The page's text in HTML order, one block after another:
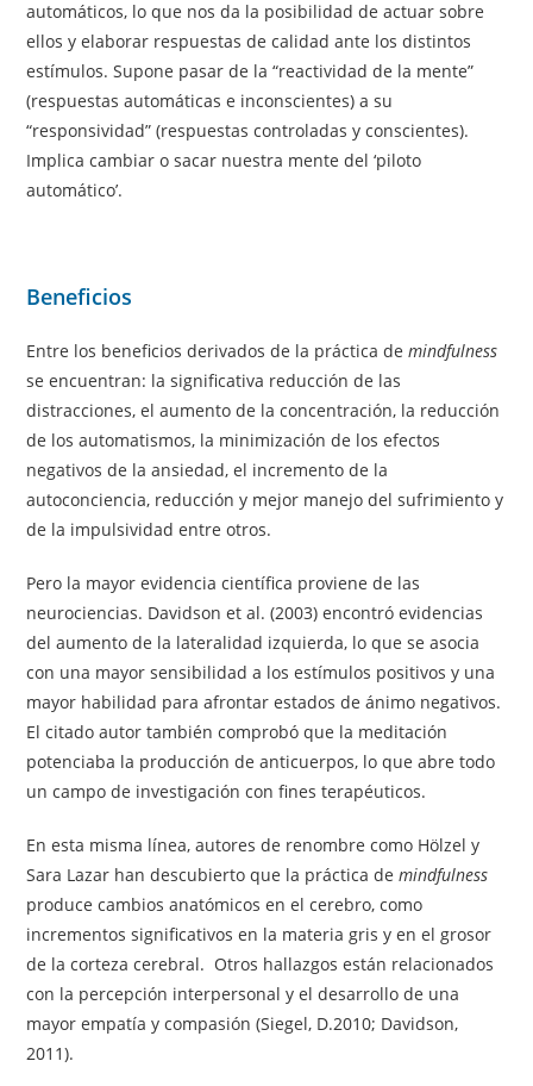
automáticos, lo que nos da la posibilidad de actuar sobre
ellos y elaborar respuestas de calidad ante los distintos
estímulos. Supone pasar de la “reactividad de la mente”
(respuestas automáticas e inconscientes) a su
“responsividad” (respuestas controladas y conscientes).
Implica cambiar o sacar nuestra mente del ‘piloto
automático’.
Beneficios
Entre los beneficios derivados de la práctica demindfulness
se encuentran: la significativa reducción de las
distracciones, el aumento de la concentración, la reducción
de los automatismos, la minimización de los efectos
negativos de la ansiedad, el incremento de la
autoconciencia, reducción y mejor manejo del sufrimiento y
de la impulsividad entre otros.
Pero la mayor evidencia científica proviene de las
neurociencias. Davidson et al. (2003) encontró evidencias
del aumento de la lateralidad izquierda, lo que se asocia
con una mayor sensibilidad a los estímulos positivos y una
mayor habilidad para afrontar estados de ánimo negativos.
El citado autor también comprobó que la meditación
potenciaba la producción de anticuerpos, lo que abre todo
un campo de investigación con fines terapéuticos.
En esta misma línea, autores de renombre como Hölzel y
Sara Lazar han descubierto que la práctica demindfulness
produce cambios anatómicos en el cerebro, como
incrementos significativos en la materia gris y en el grosor
de la corteza cerebral. Otros hallazgos están relacionados
con la percepción interpersonal y el desarrollo de una
mayor empatía y compasión (Siegel, D.2010; Davidson,
2011).